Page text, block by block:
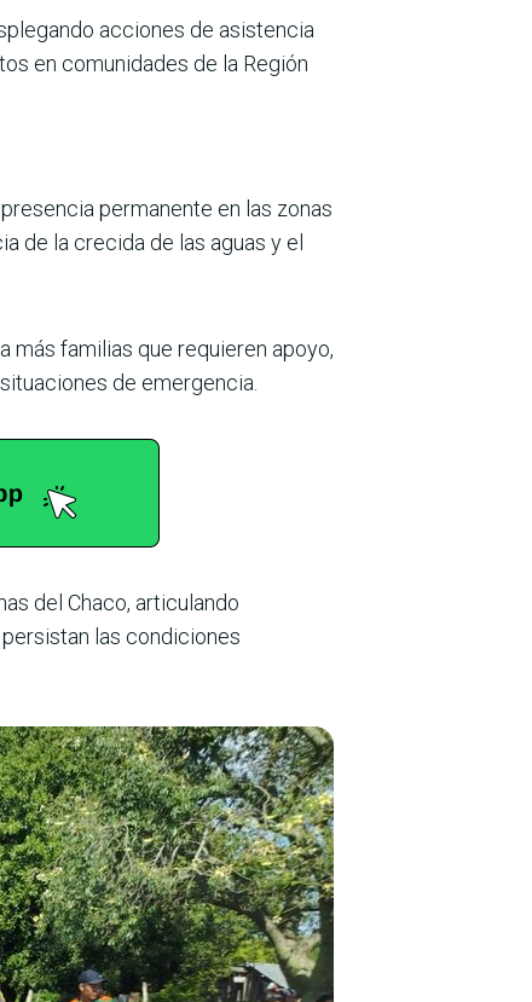
acciones de asistencia
en comunidades de la Región
permanente en las zonas
de la crecida de las aguas y el
más familias que requieren apoyo,
de emergencia.
del Chaco, articulando
las condiciones